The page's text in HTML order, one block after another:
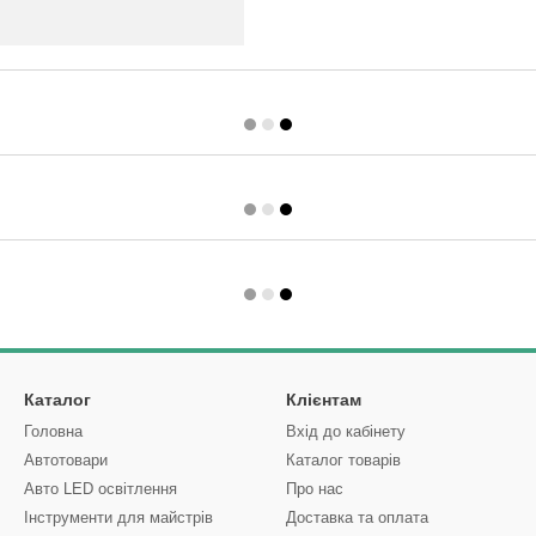
Каталог
Головна
Автотовари
Авто LED освітлення
Інструменти для майстрів
Клієнтам
Вхід до кабінету
Каталог товарів
Про нас
Доставка та оплата